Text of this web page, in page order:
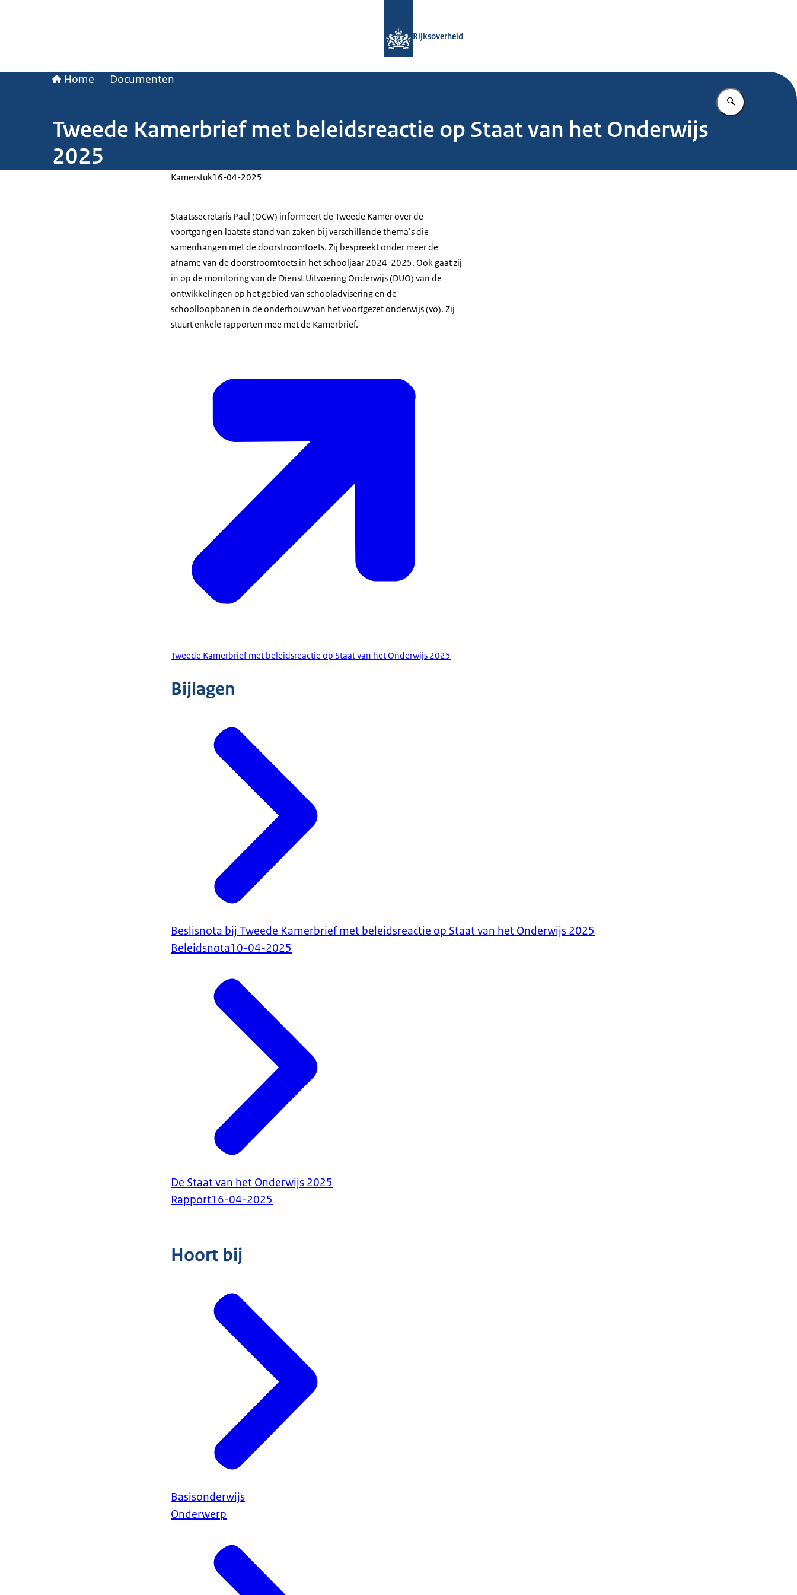
Rijksoverheid
Home Documenten
Vul in wat u
Tweede Kamerbrief met beleidsreactie op Staat van het Onderwijs
2025
Kamerstuk16-04-2025
Staatssecretaris Paul (OCW) informeert de Tweede Kamer over de
voortgang en laatste stand van zaken bij verschillende thema’s die
samenhangen met de doorstroomtoets. Zij bespreekt onder meer de
afname van de doorstroomtoets in het schooljaar 2024-2025. Ook gaat zij
in op de monitoring van de Dienst Uitvoering Onderwijs (DUO) van de
ontwikkelingen op het gebied van schooladvisering en de
schoolloopbanen in de onderbouw van het voortgezet onderwijs (vo). Zij
stuurt enkele rapporten mee met de Kamerbrief.
Tweede Kamerbrief met beleidsreactie op Staat van het Onderwijs 2025
Bijlagen
Beslisnota bij Tweede Kamerbrief met beleidsreactie op Staat van het Onderwijs 2025
Beleidsnota10-04-2025
De Staat van het Onderwijs 2025
Rapport16-04-2025
Hoort bij
Basisonderwijs
Onderwerp